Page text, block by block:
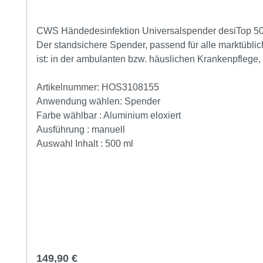
CWS Händedesinfektion Universalspender desiTop 500- Spender als Tischmodell für Händedesinfektionsmittel, passend für alle markt üblichen 500-ml-
Der standsichere Spender, passend für alle marktüblichen
ist: in der ambulanten bzw. häuslichen Krankenpflege, in Laboren und
Werkbänken, Theken etc. Pumpe mittels Hochschieben der
Standardflaschen.Mit Tropfschale.Keine Montage
Aufschrift „Händedesinfektion. inkl.
Artikelnummer: HOS3108155
Anwendung wählen: Spender
Farbe wählbar : Aluminium eloxiert
Ausführung : manuell
Auswahl Inhalt : 500 ml
Regulärer Preis:
149,90 €